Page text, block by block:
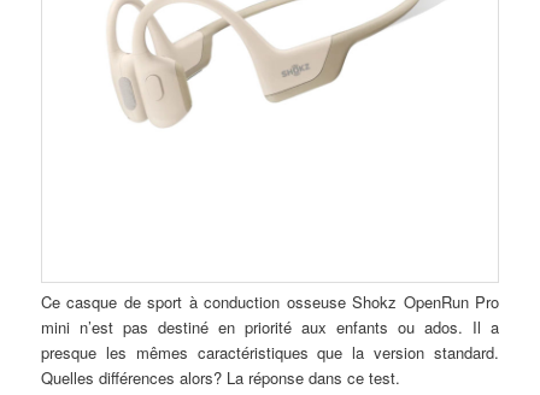
Ce casque de sport à conduction osseuse Shokz OpenRun Pro
mini n’est pas destiné en priorité aux enfants ou ados. Il a
presque les mêmes caractéristiques que la version standard.
Quelles différences alors? La réponse dans ce test.